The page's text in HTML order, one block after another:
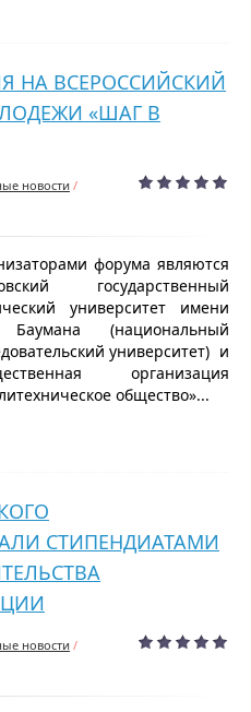
НА ВСЕРОССИЙСКИЙ
«ШАГ В
новости /
форума являются
государственный
университет имени
(национальный
университет) и
организация
общество»...
СТИПЕНДИАТАМИ
новости /